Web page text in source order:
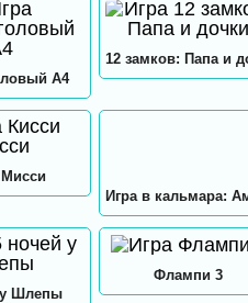
А4
Шлепы
Флампи 3